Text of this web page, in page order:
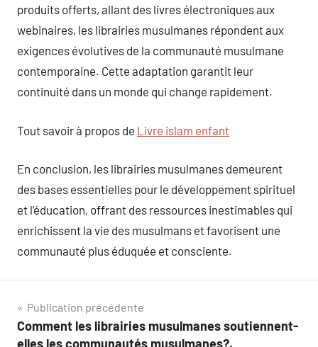
produits offerts, allant des livres électroniques aux
webinaires, les librairies musulmanes répondent aux
exigences évolutives de la communauté musulmane
contemporaine. Cette adaptation garantit leur
continuité dans un monde qui change rapidement.
Tout savoir à propos de Livre islam enfant
En conclusion, les librairies musulmanes demeurent
des bases essentielles pour le développement spirituel
et l’éducation, offrant des ressources inestimables qui
enrichissent la vie des musulmans et favorisent une
communauté plus éduquée et consciente.
Navigation
de
Publication précédente
Comment les librairies musulmanes soutiennent-
elles les communautés musulmanes?.